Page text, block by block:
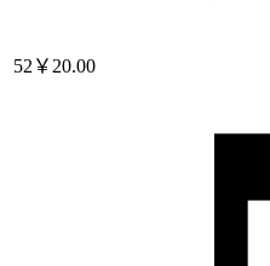
52 ￥20.00